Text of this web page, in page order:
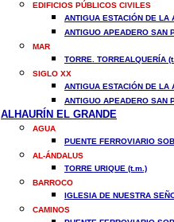
EDIFICIOS PÚBLICOS CIVILES
ANTIGUA ESTACIÓN DE LA
ANTIGUO APEADERO SAN
MAR
TORRE. TORREALQUERÍA
SIGLO XX
ANTIGUA ESTACIÓN DE LA
ANTIGUO APEADERO SAN
ALHAURÍN EL GRANDE
AGUA
PUENTE FERROVIARIO
AL-ÁNDALUS
TORRE URIQUE (t.m.)
BARROCO
IGLESIA DE NUESTRA
CAMINOS